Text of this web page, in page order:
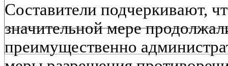
Составители подчеркивают,
значительной мере
преимущественно